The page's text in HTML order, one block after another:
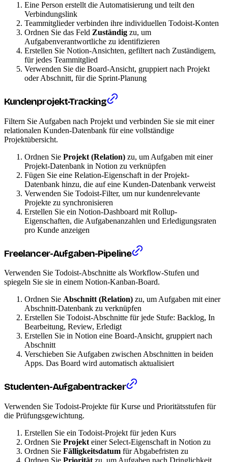
Eine Person erstellt die Automatisierung und teilt den
Verbindungslink
Teammitglieder verbinden ihre individuellen Todoist-Konten
Ordnen Sie das Feld Zuständig zu, um
Aufgabenverantwortliche zu identifizieren
Erstellen Sie Notion-Ansichten, gefiltert nach Zuständigem,
für jedes Teammitglied
Verwenden Sie die Board-Ansicht, gruppiert nach Projekt
oder Abschnitt, für die Sprint-Planung
Kundenprojekt-Tracking
Filtern Sie Aufgaben nach Projekt und verbinden Sie sie mit einer
relationalen Kunden-Datenbank für eine vollständige
Projektübersicht.
Ordnen Sie Projekt (Relation) zu, um Aufgaben mit einer
Projekt-Datenbank in Notion zu verknüpfen
Fügen Sie eine Relation-Eigenschaft in der Projekt-
Datenbank hinzu, die auf eine Kunden-Datenbank verweist
Verwenden Sie Todoist-Filter, um nur kundenrelevante
Projekte zu synchronisieren
Erstellen Sie ein Notion-Dashboard mit Rollup-
Eigenschaften, die Aufgabenanzahlen und Erledigungsraten
pro Kunde anzeigen
Freelancer-Aufgaben-Pipeline
Verwenden Sie Todoist-Abschnitte als Workflow-Stufen und
spiegeln Sie sie in einem Notion-Kanban-Board.
Ordnen Sie Abschnitt (Relation) zu, um Aufgaben mit einer
Abschnitt-Datenbank zu verknüpfen
Erstellen Sie Todoist-Abschnitte für jede Stufe: Backlog, In
Bearbeitung, Review, Erledigt
Erstellen Sie in Notion eine Board-Ansicht, gruppiert nach
Abschnitt
Verschieben Sie Aufgaben zwischen Abschnitten in beiden
Apps. Das Board wird automatisch aktualisiert
Studenten-Aufgabentracker
Verwenden Sie Todoist-Projekte für Kurse und Prioritätsstufen für
die Prüfungsgewichtung.
Erstellen Sie ein Todoist-Projekt für jeden Kurs
Ordnen Sie Projekt einer Select-Eigenschaft in Notion zu
Ordnen Sie Fälligkeitsdatum für Abgabefristen zu
Ordnen Sie Priorität zu, um Aufgaben nach Dringlichkeit